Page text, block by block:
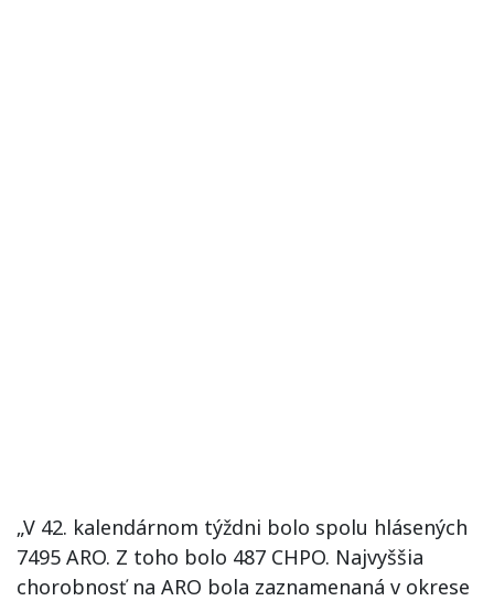
„V 42. kalendárnom týždni bolo spolu hlásených
7495 ARO. Z toho bolo 487 CHPO. Najvyššia
chorobnosť na ARO bola zaznamenaná v okrese